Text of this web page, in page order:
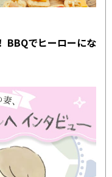
BBQでヒーローにな